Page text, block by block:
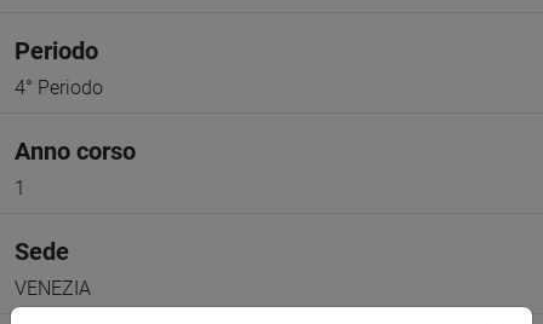
Periodo
4° Periodo
Anno corso
1
Sede
VENEZIA